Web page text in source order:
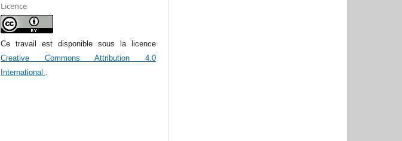
Licence
Ce travail est disponible sous la licence
Creative Commons Attribution 4.0
International .